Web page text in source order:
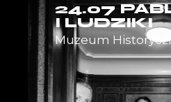
24.07
I LUDZIKI
Muzeum